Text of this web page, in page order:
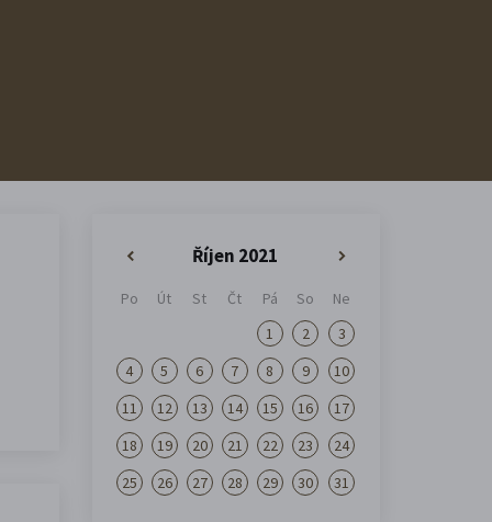
Říjen 2021
Po Út St Čt Pá So
Ne
1
2
3
4
5 6 7 8 9
10
11
12 13 14 15 16
17
18
19 20 21 22 23
24
25
26 27 28 29 30 31